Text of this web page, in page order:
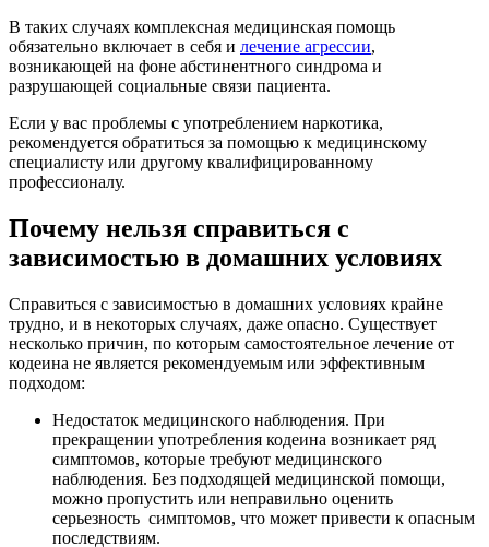
В таких случаях комплексная медицинская помощь
обязательно включает в себя и лечение агрессии,
возникающей на фоне абстинентного синдрома и
разрушающей социальные связи пациента.
Если у вас проблемы с употреблением наркотика,
рекомендуется обратиться за помощью к медицинскому
специалисту или другому квалифицированному
профессионалу.
Почему нельзя справиться с
зависимостью в домашних условиях
Справиться с зависимостью в домашних условиях крайне
трудно, и в некоторых случаях, даже опасно. Существует
несколько причин, по которым самостоятельное лечение от
кодеина не является рекомендуемым или эффективным
подходом:
Недостаток медицинского наблюдения. При
прекращении употребления кодеина возникает ряд
симптомов, которые требуют медицинского
наблюдения. Без подходящей медицинской помощи,
можно пропустить или неправильно оценить
серьезность симптомов, что может привести к опасным
последствиям.